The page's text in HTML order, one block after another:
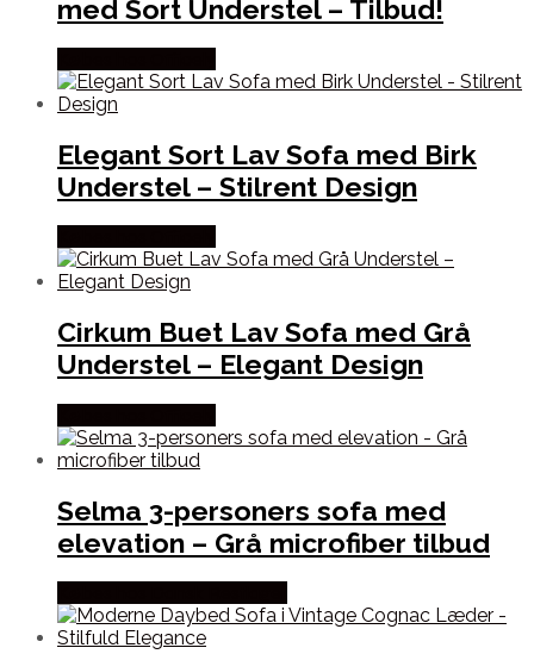
med Sort Understel – Tilbud!
Elegant Sort Lav Sofa med Birk
Understel – Stilrent Design
Cirkum Buet Lav Sofa med Grå
Understel – Elegant Design
Selma 3-personers sofa med
elevation – Grå microfiber tilbud